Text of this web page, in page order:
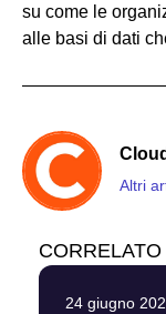
su come le
alle basi di dati
Altri
CORRELATO
24 giugno